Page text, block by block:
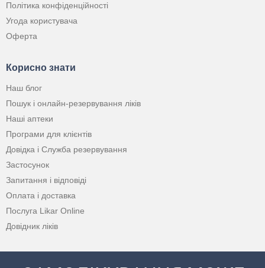
Політика конфіденційності
Угода користувача
Оферта
Корисно знати
Наш блог
Пошук і онлайн-резервування ліків
Наші аптеки
Програми для клієнтів
Довідка і Служба резервування
Застосунок
Запитання і відповіді
Оплата і доставка
Послуга Likar Online
Довідник ліків